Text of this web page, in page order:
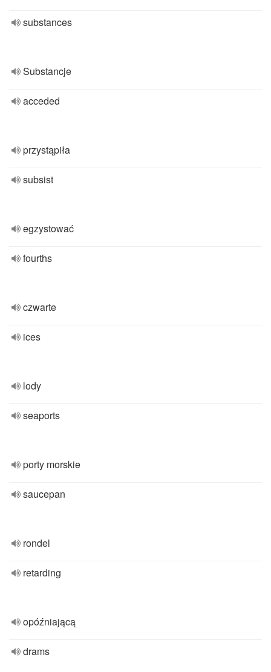
substances
Substancje
acceded
przystąpiła
subsist
egzystować
fourths
czwarte
ices
lody
seaports
porty morskie
saucepan
rondel
retarding
opóźniającą
drams